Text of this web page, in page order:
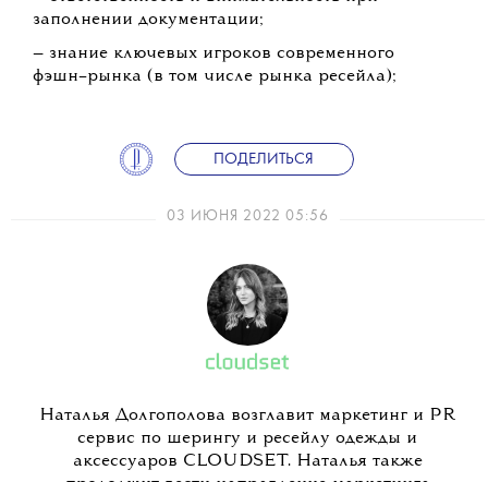
заполнении документации;
— знание ключевых игроков современного
фэшн–рынка (в том числе рынка ресейла);
ПОДЕЛИТЬСЯ
03 ИЮНЯ 2022 05:56
Наталья Долгополова возглавит маркетинг и PR
сервис по шерингу и ресейлу одежды и
аксессуаров CLOUDSET. Наталья также